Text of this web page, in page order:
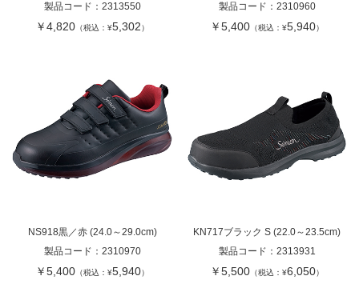
製品コード： 2313550
￥4,820 （税込：¥5,302）
製品コード： 2310960
￥5,400 （税込：¥5,940）
NS918黒／赤 (24.0～29.0cm)
製品コード： 2310970
￥5,400 （税込：¥5,940）
KN717ブラック S (22.0～23.5cm)
製品コード： 2313931
￥5,500 （税込：¥6,050）